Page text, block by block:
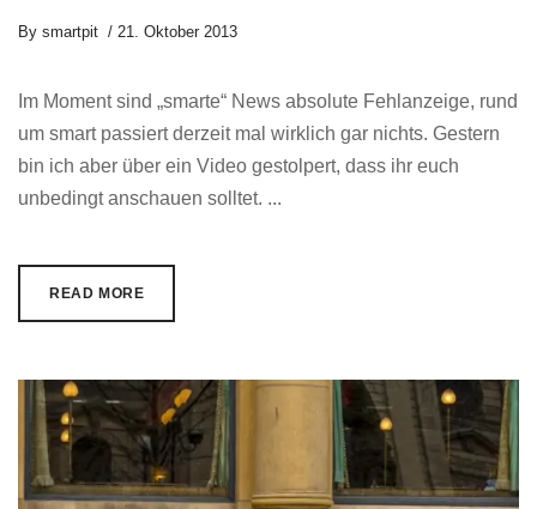
By smartpit 21. Oktober 2013
Im Moment sind „smarte“ News absolute Fehlanzeige, rund
um smart passiert derzeit mal wirklich gar nichts. Gestern
bin ich aber über ein Video gestolpert, dass ihr euch
unbedingt anschauen solltet. ...
READ MORE